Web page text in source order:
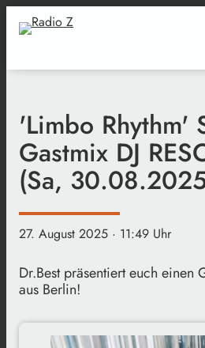
'Limbo Rhythm'
Gastmix DJ
(Sa,
27. August 2025 · 11:49 Uhr
Dr.Best präsentiert euch einen
aus Berlin!